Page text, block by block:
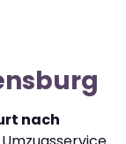
nach